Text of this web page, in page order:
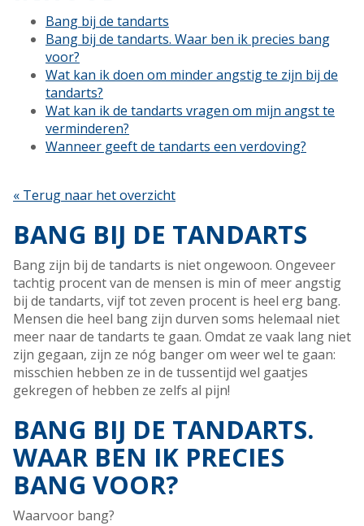
Bang bij de tandarts
Bang bij de tandarts. Waar ben ik precies bang
voor?
Wat kan ik doen om minder angstig te zijn bij de
tandarts?
Wat kan ik de tandarts vragen om mijn angst te
verminderen?
Wanneer geeft de tandarts een verdoving?
« Terug naar het overzicht
BANG BIJ DE TANDARTS
Bang zijn bij de tandarts is niet ongewoon. Ongeveer
tachtig procent van de mensen is min of meer angstig
bij de tandarts, vijf tot zeven procent is heel erg bang.
Mensen die heel bang zijn durven soms helemaal niet
meer naar de tandarts te gaan. Omdat ze vaak lang niet
zijn gegaan, zijn ze nóg banger om weer wel te gaan:
misschien hebben ze in de tussentijd wel gaatjes
gekregen of hebben ze zelfs al pijn!
BANG BIJ DE TANDARTS.
WAAR BEN IK PRECIES
BANG VOOR?
Waarvoor bang?